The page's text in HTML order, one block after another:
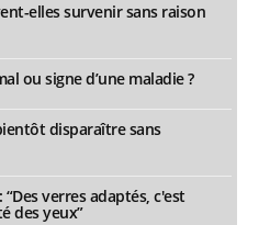
elles survenir sans raison
ou signe d’une maladie ?
disparaître sans
verres adaptés, c'est
des yeux”